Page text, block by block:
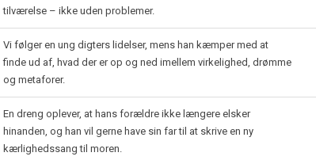
tilværelse – ikke uden problemer.
Vi følger en ung digters lidelser, mens han kæmper med at
finde ud af, hvad der er op og ned imellem virkelighed, drømme
og metaforer.
En dreng oplever, at hans forældre ikke længere elsker
hinanden, og han vil gerne have sin far til at skrive en ny
kærlighedssang til moren.